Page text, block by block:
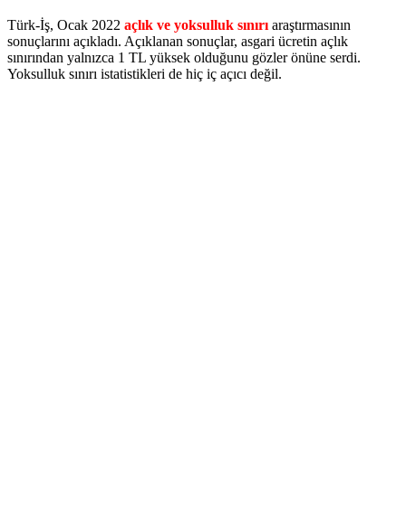
Türk-İş, Ocak 2022 açlık ve yoksulluk sınırı araştırmasının
sonuçlarını açıkladı. Açıklanan sonuçlar, asgari ücretin açlık
sınırından yalnızca 1 TL yüksek olduğunu gözler önüne serdi.
Yoksulluk sınırı istatistikleri de hiç iç açıcı değil.